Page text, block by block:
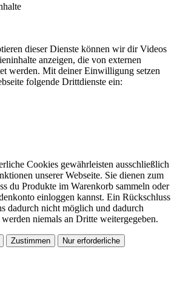
dieser Dienste können wir dir Videos
anzeigen, die von externen
werden. Mit deiner Einwilligung setzen
folgende Drittdienste ein:
Cookies gewährleisten ausschließlich
unserer Webseite. Sie dienen zum
du Produkte im Warenkorb sammeln oder
einloggen kannst. Ein Rückschluss
dadurch nicht möglich und dadurch
niemals an Dritte weitergegeben.
Zustimmen Nur erforderliche